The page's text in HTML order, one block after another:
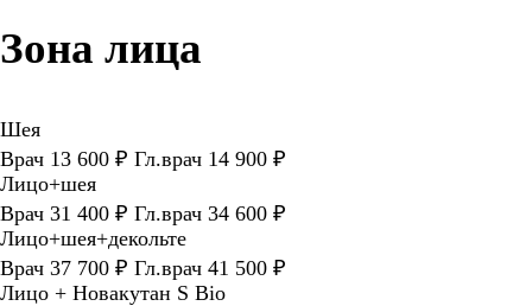
Зона лица
Шея
Врач 13 600 ₽ Гл.врач 14 900 ₽
Лицо+шея
Врач 31 400 ₽ Гл.врач 34 600 ₽
Лицо+шея+декольте
Врач 37 700 ₽ Гл.врач 41 500 ₽
Лицо + Новакутан S Bio